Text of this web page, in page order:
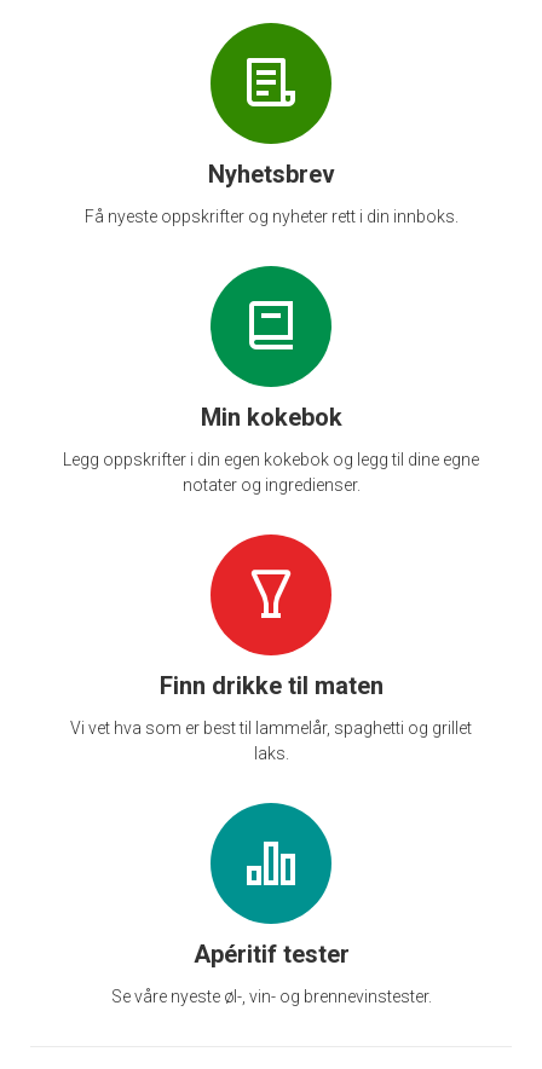
Nyhetsbrev
Få nyeste oppskrifter og nyheter rett i din innboks.
Min kokebok
Legg oppskrifter i din egen kokebok og legg til dine egne
notater og ingredienser.
Finn drikke til maten
Vi vet hva som er best til lammelår, spaghetti og grillet
laks.
Apéritif tester
Se våre nyeste øl-, vin- og brennevinstester.